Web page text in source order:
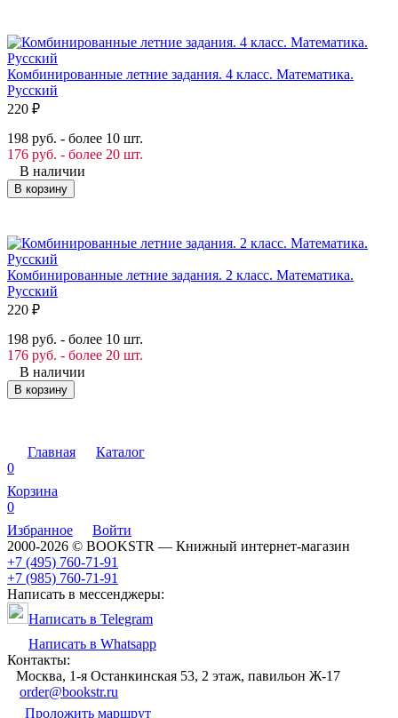
Комбинированные летние задания. 4 класс. Математика.
Русский
220 ₽
198 руб. - более 10 шт.
176 руб. - более 20 шт.
В наличии
В корзину
Комбинированные летние задания. 2 класс. Математика.
Русский
220 ₽
198 руб. - более 10 шт.
176 руб. - более 20 шт.
В наличии
В корзину
Главная
Каталог
0
Корзина
0
Избранное
Войти
2000-2026 © BOOKSTR — Книжный интернет-магазин
+7 (495) 760-71-91
+7 (985) 760-71-91
Написать в мессенджеры:
Написать в Telegram
Написать в Whatsapp
Контакты:
Москва, 1-я Останкинская 53, 2 этаж, павильон Ж-17
order@bookstr.ru
Проложить маршрут